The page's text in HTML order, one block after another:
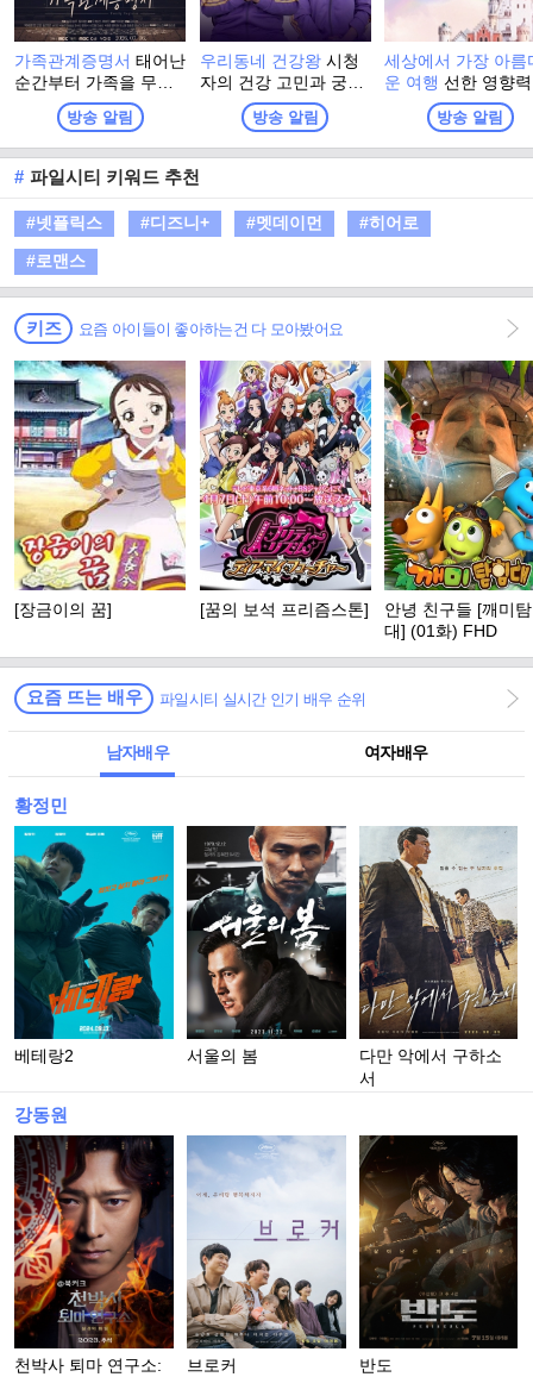
가족관계증명서태어난
순간부터 가족을 무너
뜨린 존재로 낙인찍힌
한 아이와, 냉혹한 편견
과 운명에 맞서 자신의
삶을 되찾아 가는 여성
의 이야기를 담은 드라
마
방송 알림
우리동네 건강왕 시청
자의 건강 고민과 궁금
증을 대변할 건강왕 스
타의 생활 습관을 전격
해부하는 프로그램
방송 알림
세상에서 가장 아름
운 여행선한 영향
따라 기부의 기쁨과
거움을 전하고, 기
화 확산을 유도하는
방송 알림
# 파일시티 키워드 추천
#넷플릭스 #디즈니+ #멧데이먼
#히어로
#로맨스
키즈 요즘 아이들이 좋아하는건 다 모아봤어요
[장금이의 꿈] [꿈의 보석 프리즘스톤]
안녕 친구들 [깨미
대] (01화) FHD
요즘 뜨는 배우 파일시티 실시간 인기 배우 순위
남자배우 여자배우
황정민
베테랑2 서울의 봄
다만 악에서 구하소
서
강동원
천박사 퇴마 연구소:
브로커 반도